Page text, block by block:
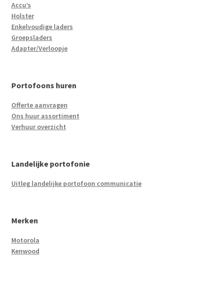
Accu’s
Holster
Enkelvoudige laders
Groepsladers
Adapter/Verloopje
Portofoons huren
Offerte aanvragen
Ons huur assortiment
Verhuur overzicht
Landelijke portofonie
Uitleg landelijke portofoon communicatie
Merken
Motorola
Kenwood